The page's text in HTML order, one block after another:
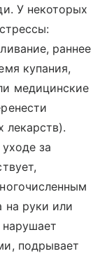
У некоторых
раннее
купания,
медицинские
лекарств).
за
на руки или
нарушает
подрывает